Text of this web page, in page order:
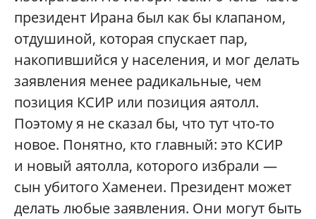
президент Ирана был как бы клапаном,
отдушиной, которая спускает пар,
накопившийся у населения, и мог делать
заявления менее радикальные, чем
позиция КСИР или позиция аятолл.
Поэтому я не сказал бы, что тут что-то
новое. Понятно, кто главный: это КСИР
и новый аятолла, которого избрали —
сын убитого Хаменеи. Президент может
делать любые заявления. Они могут быть